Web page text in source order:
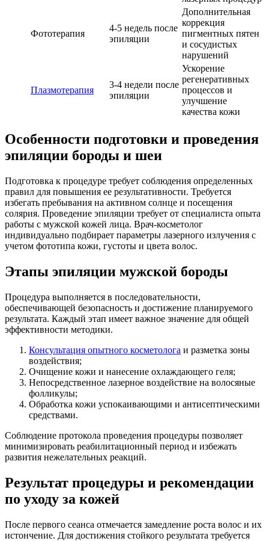
Фототерапия
4-5 недель после
эпиляции
Дополнительная
коррекция
пигментных пятен
и сосудистых
нарушений
Плазмотерапия
3-4 недели после
эпиляции
Ускорение
регенеративных
процессов и
улучшение
качества кожи
Особенности подготовки и проведения
эпиляции бороды и шеи
Подготовка к процедуре требует соблюдения определенных
правил для повышения ее результативности. Требуется
избегать пребывания на активном солнце и посещения
солярия. Проведение эпиляции требует от специалиста опыта
работы с мужской кожей лица. Врач-косметолог
индивидуально подбирает параметры лазерного излучения с
учетом фототипа кожи, густоты и цвета волос.
Этапы эпиляции мужской бороды
Процедура выполняется в последовательности,
обеспечивающей безопасность и достижение планируемого
результата. Каждый этап имеет важное значение для общей
эффективности методики.
Консультация опытного косметолога и разметка зоны
воздействия;
Очищение кожи и нанесение охлаждающего геля;
Непосредственное лазерное воздействие на волосяные
фолликулы;
Обработка кожи успокаивающими и антисептическими
средствами.
Соблюдение протокола проведения процедуры позволяет
минимизировать реабилитационный период и избежать
развития нежелательных реакций.
Результат процедуры и рекомендации
по уходу за кожей
После первого сеанса отмечается замедление роста волос и их
истончение. Для достижения стойкого результата требуется